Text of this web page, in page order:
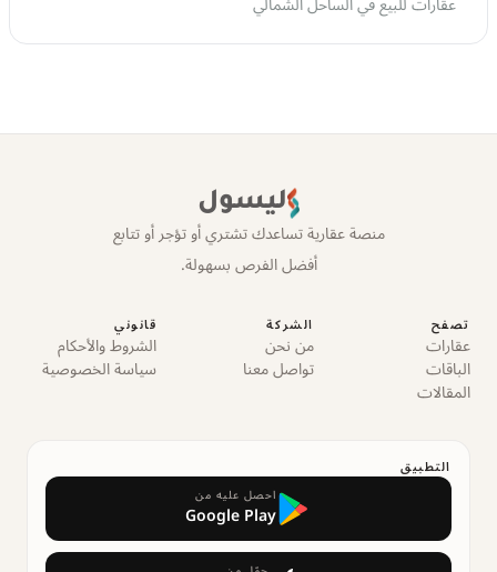
ليسول
منصة عقارية تساعدك تشتري أو تؤجر أو تتابع
أفضل الفرص بسهولة.
تصفح
عقارات
الباقات
المقالات
الشركة
من نحن
تواصل معنا
قانوني
الشروط والأحكام
سياسة الخصوصية
التطبيق
احصل عليه من
Google Play